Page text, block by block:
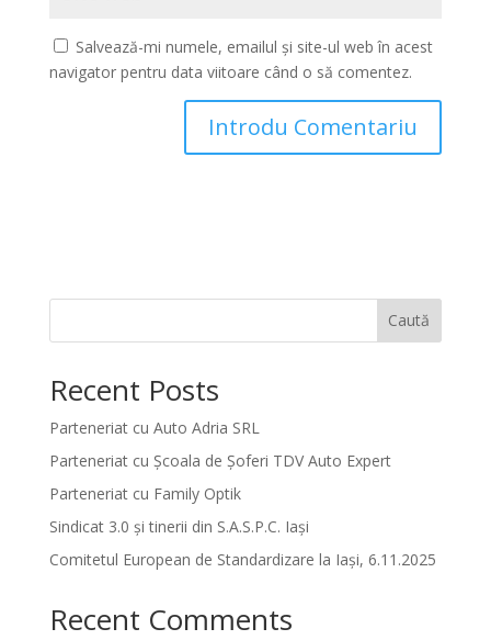
Salvează-mi numele, emailul și site-ul web în acest
navigator pentru data viitoare când o să comentez.
Caută
Recent Posts
Parteneriat cu Auto Adria SRL
Parteneriat cu Școala de Șoferi TDV Auto Expert
Parteneriat cu Family Optik
Sindicat 3.0 și tinerii din S.A.S.P.C. Iași
Comitetul European de Standardizare la Iași, 6.11.2025
Recent Comments